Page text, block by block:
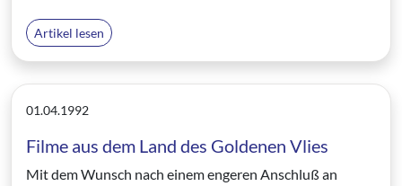
Artikel lesen
01.04.1992
Filme aus dem Land des Goldenen Vlies
Mit dem Wunsch nach einem engeren Anschluß an